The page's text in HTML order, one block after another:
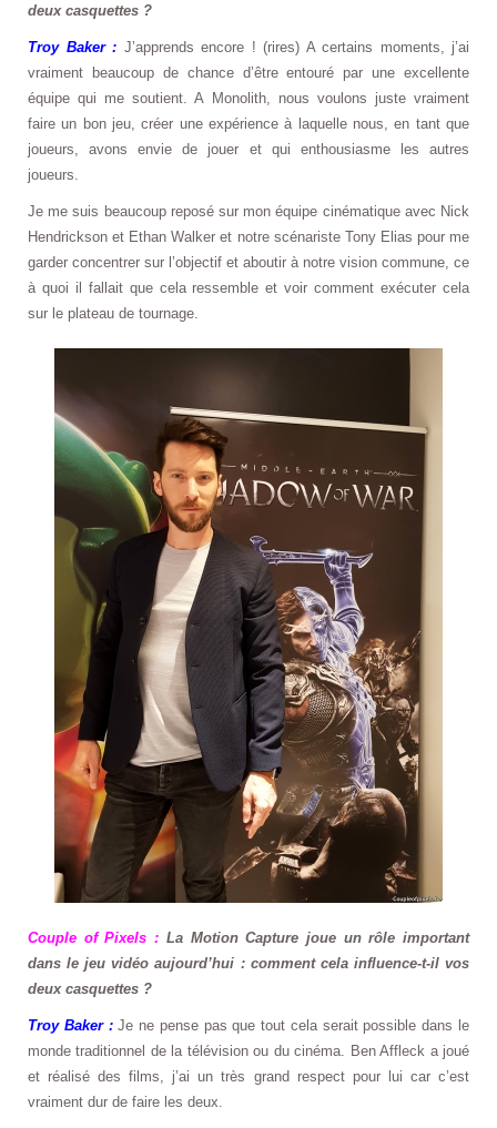
deux casquettes ?
Troy Baker : J’apprends encore ! (rires) A certains moments, j’ai
vraiment beaucoup de chance d’être entouré par une excellente
équipe qui me soutient. A Monolith, nous voulons juste vraiment
faire un bon jeu, créer une expérience à laquelle nous, en tant que
joueurs, avons envie de jouer et qui enthousiasme les autres
joueurs.
Je me suis beaucoup reposé sur mon équipe cinématique avec Nick
Hendrickson et Ethan Walker et notre scénariste Tony Elias pour me
garder concentrer sur l’objectif et aboutir à notre vision commune, ce
à quoi il fallait que cela ressemble et voir comment exécuter cela
sur le plateau de tournage.
Couple of Pixels : La Motion Capture joue un rôle important
dans le jeu vidéo aujourd’hui : comment cela influence-t-il vos
deux casquettes ?
Troy Baker :Je ne pense pas que tout cela serait possible dans le
monde traditionnel de la télévision ou du cinéma. Ben Affleck a joué
et réalisé des films, j’ai un très grand respect pour lui car c’est
vraiment dur de faire les deux.